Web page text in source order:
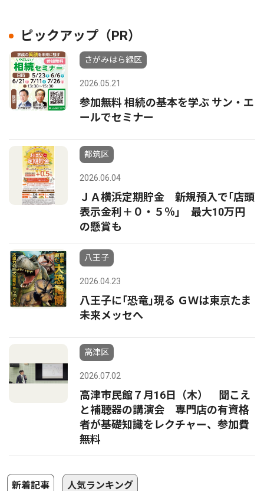
ピックアップ（PR）
さがみはら緑区
2026.05.21
参加無料 相続の基本を学ぶ サン・エ
ールでセミナー
都筑区
2026.06.04
ＪＡ横浜定期貯金 新規預入で｢店頭
表示金利＋０・５％｣ 最大10万円
の懸賞も
八王子
2026.04.23
八王子に｢恐竜｣現る ＧＷは東京たま
未来メッセへ
高津区
2026.07.02
高津市民館７月16日（木） 聞こえ
と補聴器の講演会 専門店の有資格
者が基礎知識をレクチャー、参加費
無料
新着記事 人気ランキング